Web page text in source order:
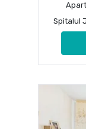
Spitalul